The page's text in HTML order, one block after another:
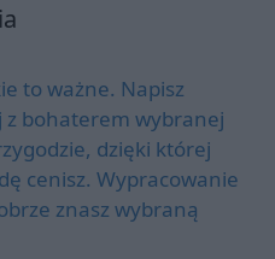
to ważne. Napisz
z bohaterem wybranej
dzięki której
cenisz. Wypracowanie
znasz wybraną